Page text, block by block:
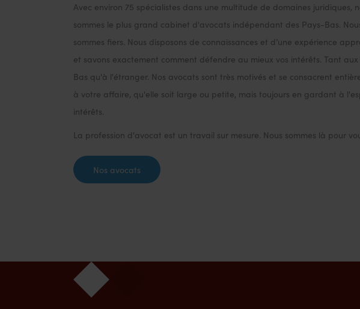
Avec environ 75 spécialistes dans une multitude de domaines juridiques,
sommes le plus grand cabinet d'avocats indépendant des Pays-Bas.
sommes fiers. Nous disposons de connaissances et d’une expérience
et savons exactement comment défendre au mieux vos intérêts. Tant aux
Bas qu'à l'étranger. Nos avocats sont très motivés et se consacrent
à votre affaire, qu'elle soit large ou petite, mais toujours en gardant à
intérêts.
La profession d'avocat est un travail sur mesure. Nous sommes là pour
Nos avocats